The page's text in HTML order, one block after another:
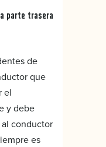
parte trasera
de
que
el
y debe
conductor
es